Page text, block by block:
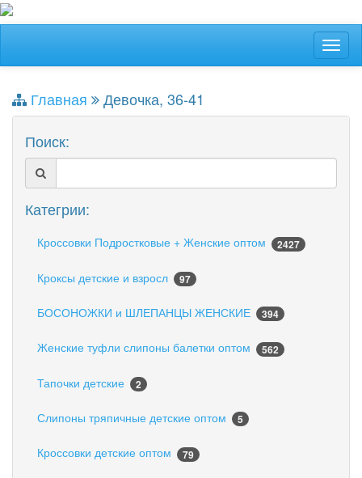
Главная
Девочка, 36-41
Поиск:
Категрии:
Кроссовки Подростковые + Женские оптом 2427
Кроксы детские и взросл 97
БОСОНОЖКИ и ШЛЕПАНЦЫ ЖЕНСКИЕ 394
Женские туфли слипоны балетки оптом 562
Тапочки детские 2
Слипоны тряпичные детские оптом 5
Кроссовки детские оптом 79